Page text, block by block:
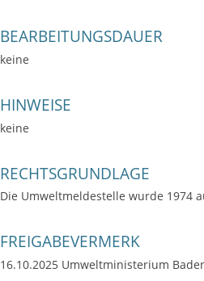
BEARBEITUNGSDAUER
keine
HINWEISE
keine
RECHTSGRUNDLAGE
Die Umweltmeldestelle wurde 1974
FREIGABEVERMERK
16.10.2025 Umweltministerium